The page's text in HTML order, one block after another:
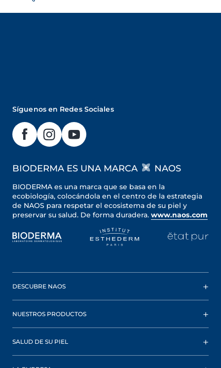
Síguenos en Redes Sociales
BIODERMA ES UNA MARCA NAOS
BIODERMA es una marca que se basa en la
ecobiología, colocándola en el centro de la estrategia
de NAOS para respetar el ecosistema de su piel y
preservar su salud. De forma duradera. www.naos.com
DESCUBRE NAOS
NUESTROS PRODUCTOS
SALUD DE SU PIEL